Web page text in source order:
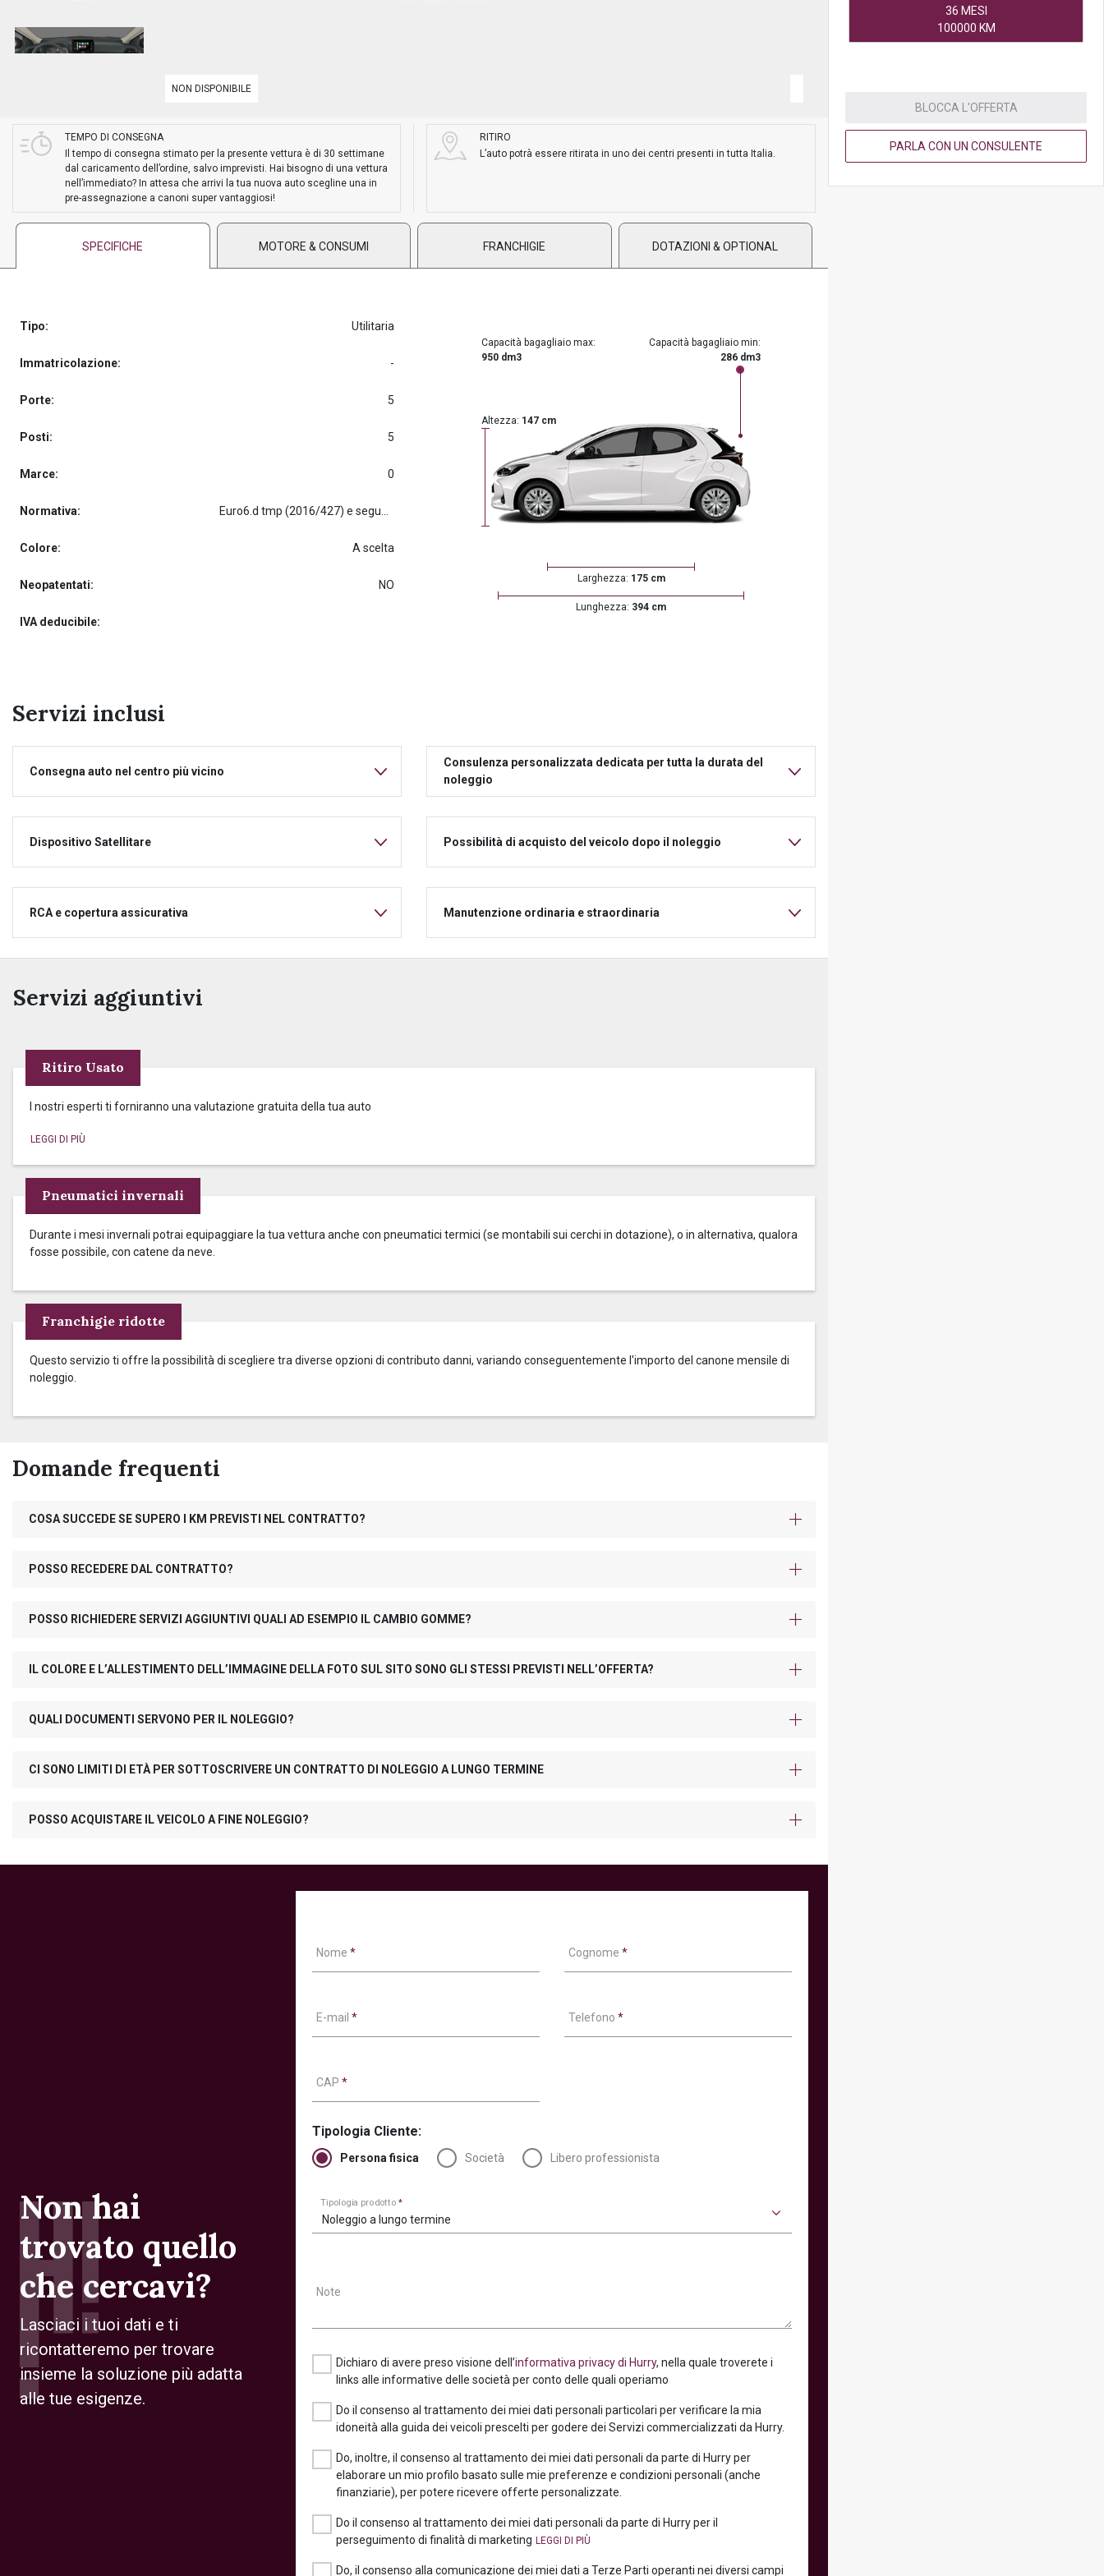
36 MESI
100000 KM
BLOCCA L'OFFERTA
PARLA CON UN CONSULENTE
NON DISPONIBILE
TEMPO DI CONSEGNA
Il tempo di consegna stimato per la presente vettura è di 30 settimane
dal caricamento dell’ordine, salvo imprevisti. Hai bisogno di una vettura
nell’immediato? In attesa che arrivi la tua nuova auto scegline una in
pre-assegnazione a canoni super vantaggiosi!
RITIRO
L’auto potrà essere ritirata in uno dei centri presenti in tutta Italia.
SPECIFICHE MOTORE & CONSUMI FRANCHIGIE DOTAZIONI & OPTIONAL
Tipo: Utilitaria
Immatricolazione: -
Porte: 5
Posti: 5
Marce: 0
Normativa:
Colore: A scelta
Neopatentati: NO
IVA deducibile:
Capacità bagagliaio max:
950 dm3
Capacità bagagliaio min:
286 dm3
Altezza: 147 cm
Larghezza: 175 cm
Lunghezza: 394 cm
Servizi inclusi
Consegna auto nel centro più vicino
Consulenza personalizzata dedicata per tutta la durata del
noleggio
Dispositivo Satellitare Possibilità di acquisto del veicolo dopo il noleggio
RCA e copertura assicurativa Manutenzione ordinaria e straordinaria
Servizi aggiuntivi
Ritiro Usato
I nostri esperti ti forniranno una valutazione gratuita della tua auto
Pneumatici invernali
Durante i mesi invernali potrai equipaggiare la tua vettura anche con pneumatici termici (se montabili sui cerchi in dotazione), o in alternativa, qualora
fosse possibile, con catene da neve.
Franchigie ridotte
Questo servizio ti offre la possibilità di scegliere tra diverse opzioni di contributo danni, variando conseguentemente l'importo del canone mensile di
noleggio.
Domande frequenti
COSA SUCCEDE SE SUPERO I KM PREVISTI NEL CONTRATTO?
POSSO RECEDERE DAL CONTRATTO?
POSSO RICHIEDERE SERVIZI AGGIUNTIVI QUALI AD ESEMPIO IL CAMBIO GOMME?
IL COLORE E L’ALLESTIMENTO DELL’IMMAGINE DELLA FOTO SUL SITO SONO GLI STESSI PREVISTI NELL’OFFERTA?
QUALI DOCUMENTI SERVONO PER IL NOLEGGIO?
CI SONO LIMITI DI ETÀ PER SOTTOSCRIVERE UN CONTRATTO DI NOLEGGIO A LUNGO TERMINE
POSSO ACQUISTARE IL VEICOLO A FINE NOLEGGIO?
Non hai
trovato quello
che cercavi?
Lasciaci i tuoi dati e ti
ricontatteremo per trovare
insieme la soluzione più adatta
alle tue esigenze.
Nome * Cognome *
E-mail * Telefono *
CAP *
Tipologia Cliente:
Persona fisica Società Libero professionista
Tipologia prodotto*
Noleggio a lungo termine
Note
Dichiaro di avere preso visione dell’informativa privacy di Hurry, nella quale troverete i
links alle informative delle società per conto delle quali operiamo
Do il consenso al trattamento dei miei dati personali particolari per verificare la mia
idoneità alla guida dei veicoli prescelti per godere dei Servizi commercializzati da Hurry.
Do, inoltre, il consenso al trattamento dei miei dati personali da parte di Hurry per
elaborare un mio profilo basato sulle mie preferenze e condizioni personali (anche
finanziarie), per potere ricevere offerte personalizzate.
Do il consenso al trattamento dei miei dati personali da parte di Hurry per il
perseguimento di finalità di marketing
Do, il consenso alla comunicazione dei miei dati a Terze Parti operanti nei diversi campi
PREASSEGNAZIONE